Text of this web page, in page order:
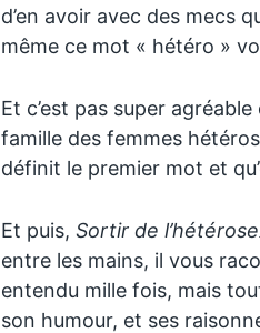
d’en avoir avec des mecs
même ce mot « hétéro »
Et c’est pas super
famille des femmes
définit le premier mot et
Et puis, Sortir de
entre les mains, il vous
entendu mille fois, mais
son humour, et ses